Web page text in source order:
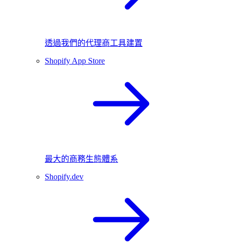
透過我們的代理商工具建置
Shopify App Store
最大的商務生態體系
Shopify.dev